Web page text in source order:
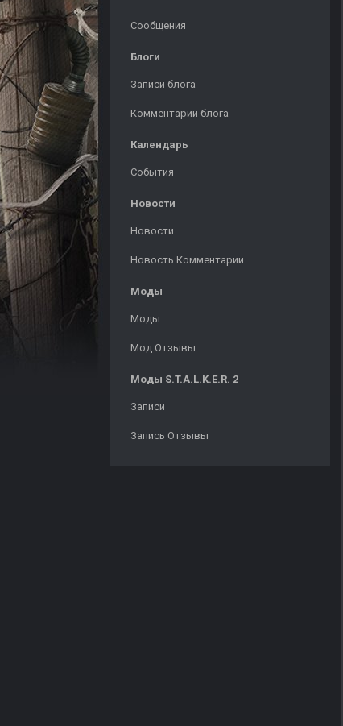
Сообщения
Блоги
Записи блога
Комментарии блога
Календарь
События
Новости
Новости
Новость Комментарии
Моды
Моды
Мод Отзывы
Моды S.T.A.L.K.E.R. 2
Записи
Запись Отзывы